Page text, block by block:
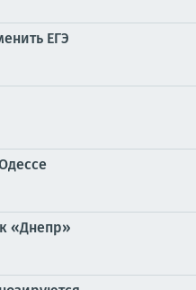
ЕГЭ
«Днепр»